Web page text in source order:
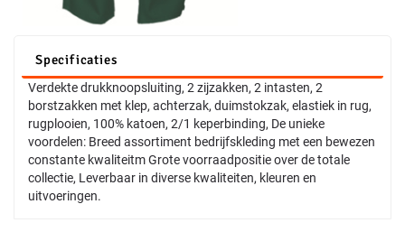
Specificaties
Verdekte drukknoopsluiting, 2 zijzakken, 2 intasten, 2
borstzakken met klep, achterzak, duimstokzak, elastiek in rug,
rugplooien, 100% katoen, 2/1 keperbinding, De unieke
voordelen: Breed assortiment bedrijfskleding met een bewezen
constante kwaliteitm Grote voorraadpositie over de totale
collectie, Leverbaar in diverse kwaliteiten, kleuren en
uitvoeringen.